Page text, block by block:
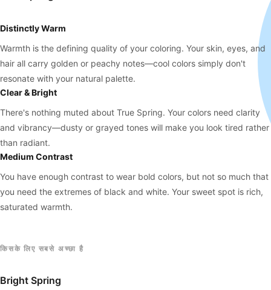
Distinctly Warm
Warmth is the defining quality of your coloring. Your skin, eyes, and
hair all carry golden or peachy notes—cool colors simply don't
resonate with your natural palette.
Clear & Bright
There's nothing muted about True Spring. Your colors need clarity
and vibrancy—dusty or grayed tones will make you look tired rather
than radiant.
Medium Contrast
You have enough contrast to wear bold colors, but not so much that
you need the extremes of black and white. Your sweet spot is rich,
saturated warmth.
किसके लिए सबसे अच्छा है
Bright Spring